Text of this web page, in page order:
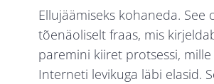
Ellujäämiseks kohaneda. See
tõenäoliselt fraas, mis
paremini kiiret protsessi,
Interneti levikuga läbi elasid.